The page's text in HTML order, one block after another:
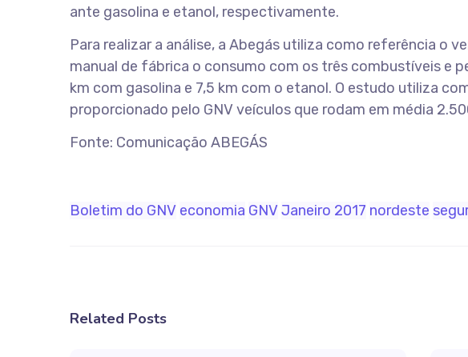
ante gasolina e etanol, respectivamente.
Para realizar a análise, a Abegás utiliza como referência o
manual de fábrica o consumo com os três combustíveis e
km com gasolina e 7,5 km com o etanol. O estudo utiliza
proporcionado pelo GNV veículos que rodam em média
Fonte: Comunicação ABEGÁS
Boletim do GNV economia GNV Janeiro 2017 nordeste
Related Posts